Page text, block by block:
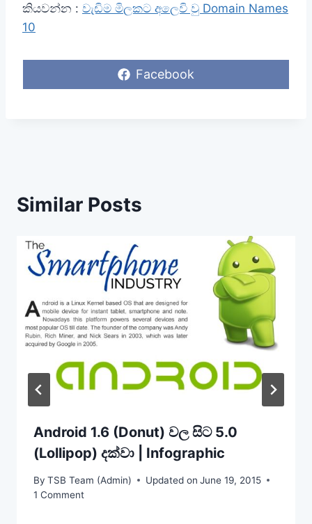
කියවන්න : වැඩිම මිලකට අලෙවි වු Domain Names
10
S
h
Facebook
Similar Posts
Android 1.6 (Donut) වල සිට 5.0
(Lollipop) දක්වා | Infographic
By TSB Team (Admin) Updated on June 19, 2015
1 Comment